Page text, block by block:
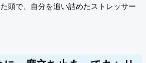
頭で、自分を追い詰めたストレッサー